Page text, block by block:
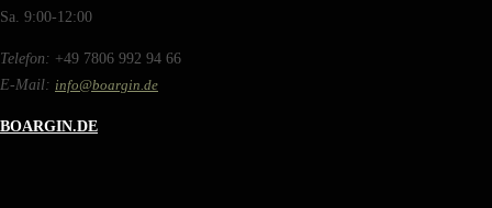
Sa. 9:00-12:00
Telefon: +49 7806 992 94 66
E-Mail: info@boargin.de
BOARGIN.DE